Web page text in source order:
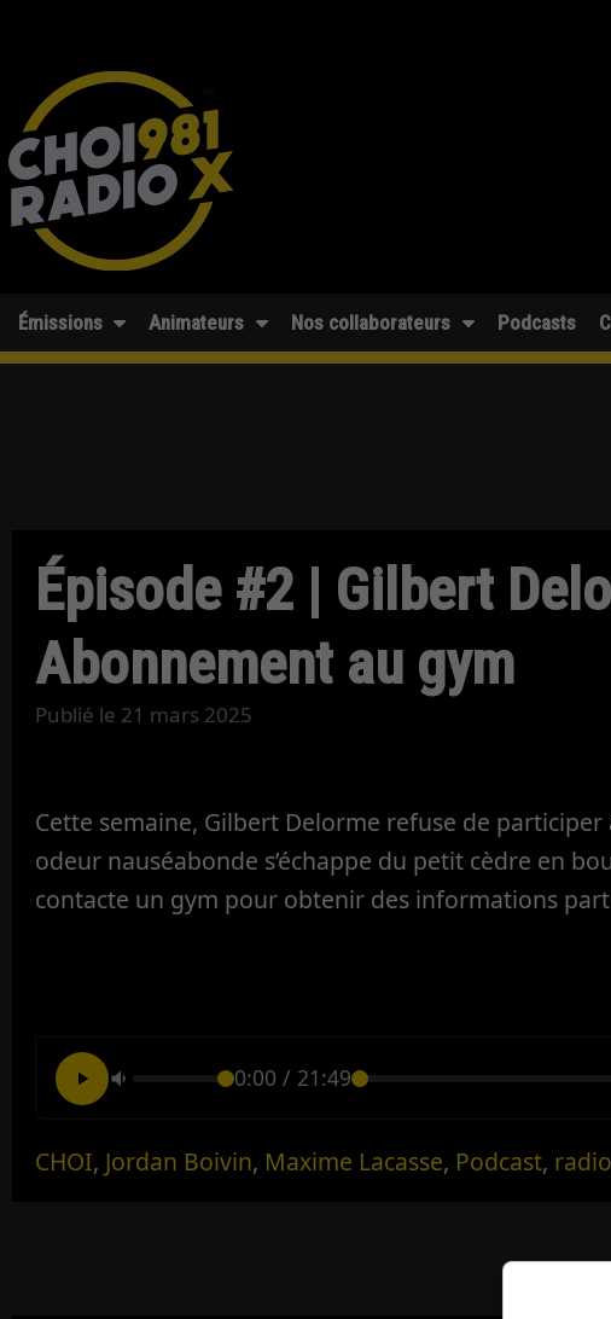
Émissions Animateurs Nos collaborateurs Podcasts
Épisode #2 | Gilbert
Abonnement au gym
Publié le 21 mars 2025
Cette semaine, Gilbert Delorme refuse de
odeur nauséabonde s’échappe du petit cèdre en
contacte un gym pour obtenir des informations
0:00 / 21:49
CHOI, Jordan Boivin, Maxime Lacasse, Podcast,